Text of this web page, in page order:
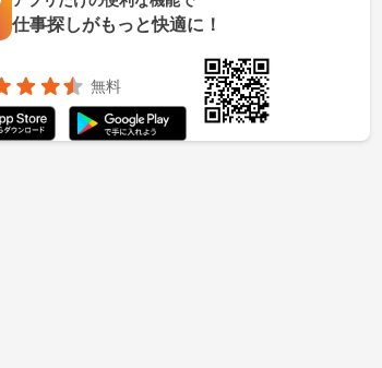
仕事探しがもっと快適に！
無料